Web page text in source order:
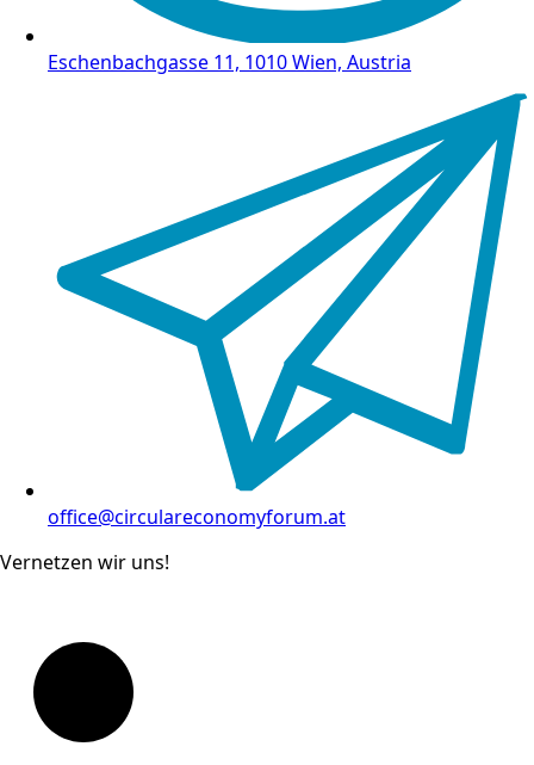
Eschenbachgasse 11, 1010 Wien, Austria
office@circulareconomyforum.at
Vernetzen wir uns!